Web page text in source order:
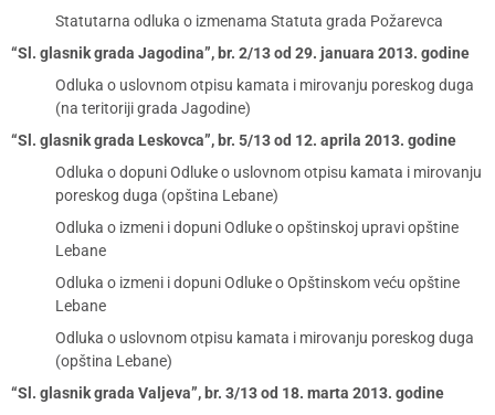
Statutarna odluka o izmenama Statuta grada Požarevca
“Sl. glasnik grada Jagodina”, br. 2/13 od 29. januara 2013. godine
Odluka o uslovnom otpisu kamata i mirovanju poreskog duga
(na teritoriji grada Jagodine)
“Sl. glasnik grada Leskovca”, br. 5/13 od 12. aprila 2013. godine
Odluka o dopuni Odluke o uslovnom otpisu kamata i mirovanju
poreskog duga (opština Lebane)
Odluka o izmeni i dopuni Odluke o opštinskoj upravi opštine
Lebane
Odluka o izmeni i dopuni Odluke o Opštinskom veću opštine
Lebane
Odluka o uslovnom otpisu kamata i mirovanju poreskog duga
(opština Lebane)
“Sl. glasnik grada Valjeva”, br. 3/13 od 18. marta 2013. godine